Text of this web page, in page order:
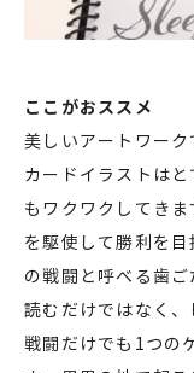
ここがおススメ
美しいアートワー
カードイラストは
もワクワクしてき
を駆使して勝利を
の戦闘と呼べる歯
読むだけではなく、
戦闘だけでも1つの